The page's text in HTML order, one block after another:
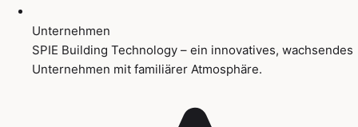
Unternehmen
SPIE Building Technology – ein innovatives, wachsendes
Unternehmen mit familiärer Atmosphäre.